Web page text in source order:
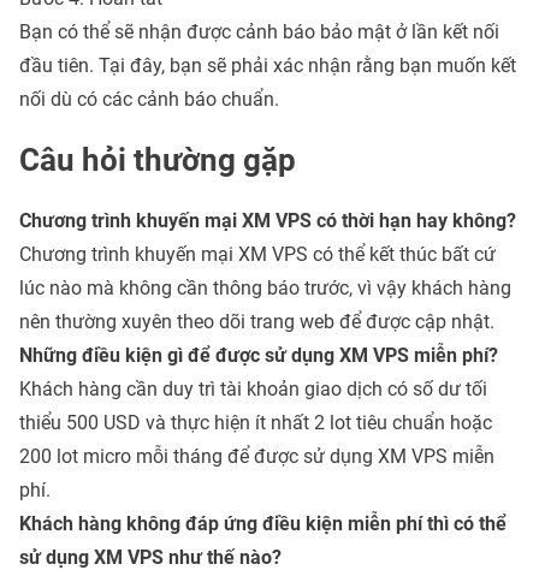
Bạn có thể sẽ nhận được cảnh báo bảo mật ở lần kết nối
đầu tiên. Tại đây, bạn sẽ phải xác nhận rằng bạn muốn kết
nối dù có các cảnh báo chuẩn.
Câu hỏi thường gặp
Chương trình khuyến mại XM VPS có thời hạn hay không?
Chương trình khuyến mại XM VPS có thể kết thúc bất cứ
lúc nào mà không cần thông báo trước, vì vậy khách hàng
nên thường xuyên theo dõi trang web để được cập nhật.
Những điều kiện gì để được sử dụng XM VPS miễn phí?
Khách hàng cần duy trì tài khoản giao dịch có số dư tối
thiểu 500 USD và thực hiện ít nhất 2 lot tiêu chuẩn hoặc
200 lot micro mỗi tháng để được sử dụng XM VPS miễn
phí.
Khách hàng không đáp ứng điều kiện miễn phí thì có thể
sử dụng XM VPS như thế nào?